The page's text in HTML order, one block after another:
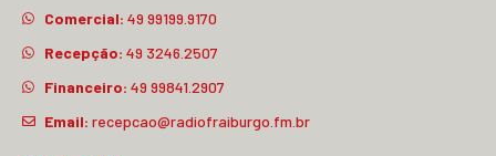
Comercial: 49 99199.9170
Recepção: 49 3246.2507
Financeiro: 49 99841.2907
Email: recepcao@radiofraiburgo.fm.br